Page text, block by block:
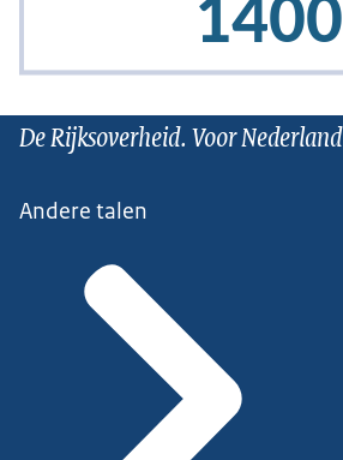
De Rijksoverheid. Voor Nederland
Andere talen